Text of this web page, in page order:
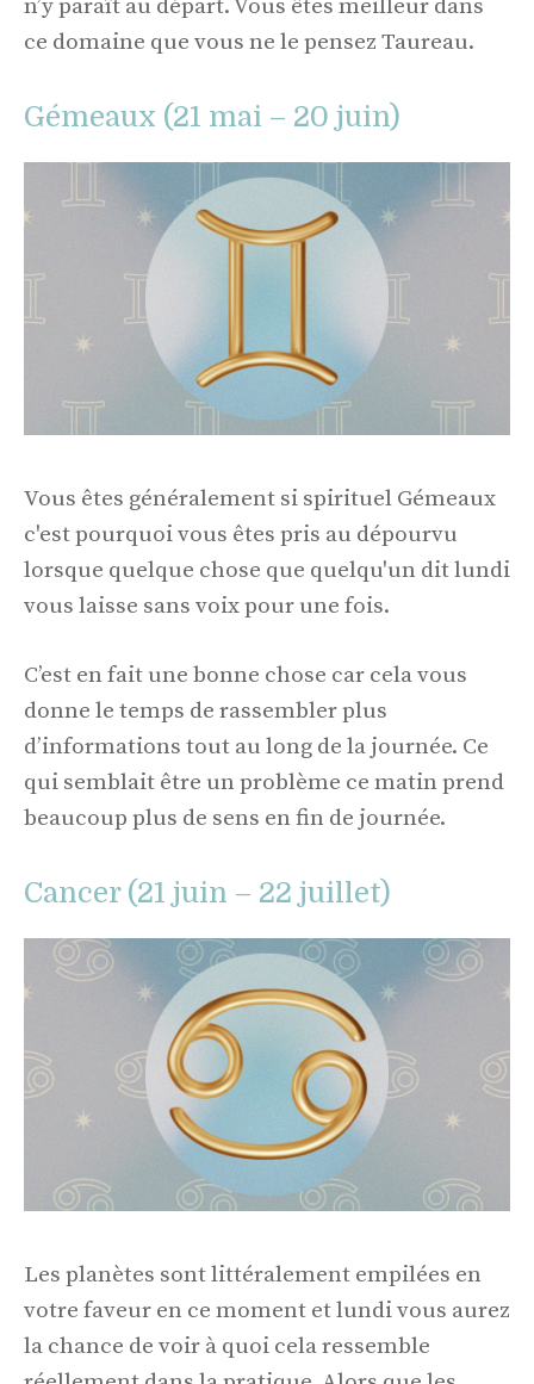
n’y paraît au départ. Vous êtes meilleur dans
ce domaine que vous ne le pensez Taureau.
Gémeaux (21 mai – 20 juin)
Vous êtes généralement si spirituel Gémeaux
c'est pourquoi vous êtes pris au dépourvu
lorsque quelque chose que quelqu'un dit lundi
vous laisse sans voix pour une fois.
C’est en fait une bonne chose car cela vous
donne le temps de rassembler plus
d’informations tout au long de la journée. Ce
qui semblait être un problème ce matin prend
beaucoup plus de sens en fin de journée.
Cancer (21 juin – 22 juillet)
Les planètes sont littéralement empilées en
votre faveur en ce moment et lundi vous aurez
la chance de voir à quoi cela ressemble